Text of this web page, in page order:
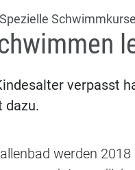
verpasst
dazu.
werden